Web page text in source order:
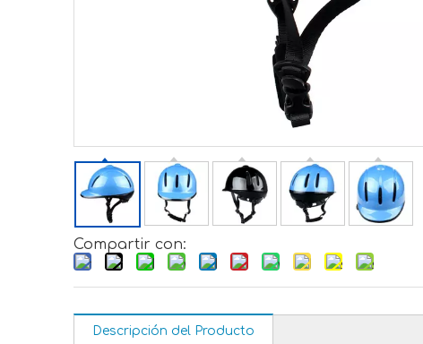
Compartir con:
Descripción del Producto